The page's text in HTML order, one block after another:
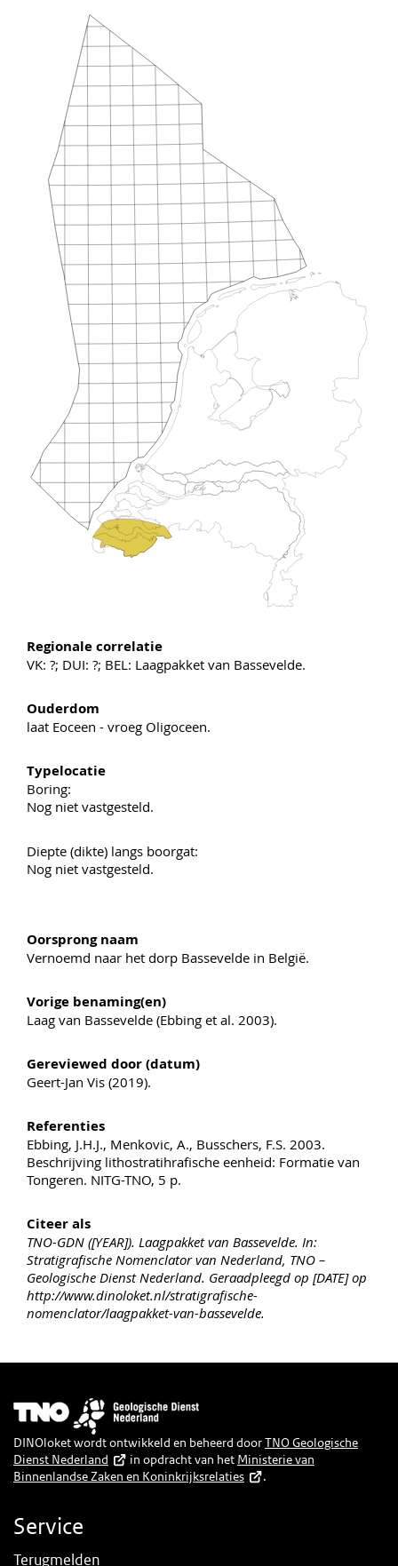
Regionale correlatie
VK: ?; DUI: ?; BEL: Laagpakket van Bassevelde.
Ouderdom
laat Eoceen - vroeg Oligoceen.
Typelocatie
Boring:
Nog niet vastgesteld.
Diepte (dikte) langs boorgat:
Nog niet vastgesteld.
Oorsprong naam
Vernoemd naar het dorp Bassevelde in België.
Vorige benaming(en)
Laag van Bassevelde (Ebbing et al. 2003).
Gereviewed door (datum)
Geert-Jan Vis (2019).
Referenties
Ebbing, J.H.J., Menkovic, A., Busschers, F.S. 2003.
Beschrijving lithostratihrafische eenheid: Formatie van
Tongeren. NITG-TNO, 5 p.
Citeer als
TNO-GDN ([YEAR]). Laagpakket van Bassevelde. In:
Stratigrafische Nomenclator van Nederland, TNO –
Geologische Dienst Nederland. Geraadpleegd op [DATE] op
http://www.dinoloket.nl/stratigrafische-
nomenclator/laagpakket-van-bassevelde.
Afbeelding
DINOloket wordt ontwikkeld en beheerd doorTNO Geologische
Dienst Nederland
in opdracht van het Ministerie van
Binnenlandse Zaken en Koninkrijksrelaties
.
Service
Terugmelden